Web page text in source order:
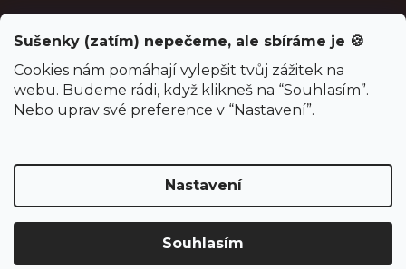
Sušenky (zatím) nepečeme, ale sbíráme je 🍪
Cookies nám pomáhají vylepšit tvůj zážitek na
webu. Budeme rádi, když klikneš na “Souhlasím”.
Nebo uprav své preference v “Nastavení”.
Nastavení
Souhlasím
B2B spolupráce
Aktuality
Projekty, dotace, povinná publicita